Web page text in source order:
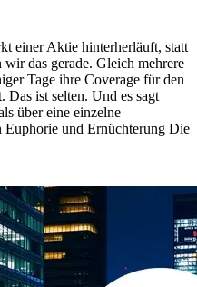
einer Aktie hinterherläuft, statt
das gerade. Gleich mehrere
Tage ihre Coverage für den
Das ist selten. Und es sagt
über eine einzelne
und Ernüchterung Die